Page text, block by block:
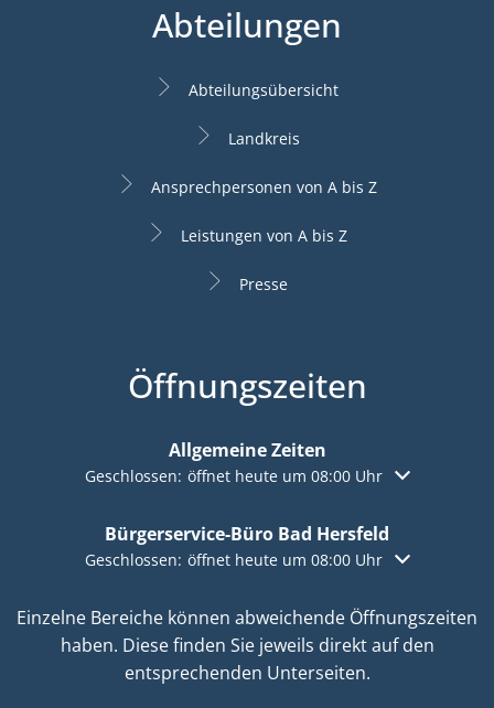
Abteilungen
Abteilungsübersicht
Landkreis
Ansprechpersonen von A bis Z
Leistungen von A bis Z
Presse
Öffnungszeiten
Allgemeine Zeiten
Klicken, um weitere Öffnungs- oder Schließzeiten
Geschlossen: öffnet heute um 08:00 Uhr
Bürgerservice-Büro Bad Hersfeld
Klicken, um weitere Öffnungs- oder Schließzeiten
Geschlossen: öffnet heute um 08:00 Uhr
Einzelne Bereiche können abweichende Öffnungszeiten
haben. Diese finden Sie jeweils direkt auf den
entsprechenden Unterseiten.